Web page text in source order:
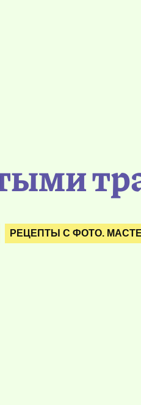
РЕЦЕПТЫ С ФОТО.